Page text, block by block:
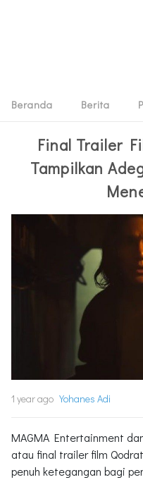
Beranda Berita
Final Trailer
Tampilkan
1 year ago Yohanes Adi
MAGMA Entertainment
atau final trailer film
penuh ketegangan bagi